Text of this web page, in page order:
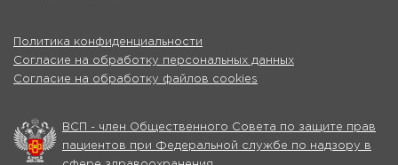
Политика конфиденциальности
Согласие на обработку персональных данных
Согласие на обработку файлов cookies
ВСП - член Общественного Совета по защите прав
пациентов при Федеральной службе по надзору в